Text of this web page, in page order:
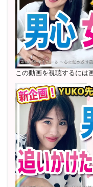
〜2025年5月 個
2022年6月〜24
ン1000名以上参
〜2024年7月 恋愛
2022年7月〜12
様 随時満席
2022年4月 米国
力開発協会認定
この動画を視聴するには